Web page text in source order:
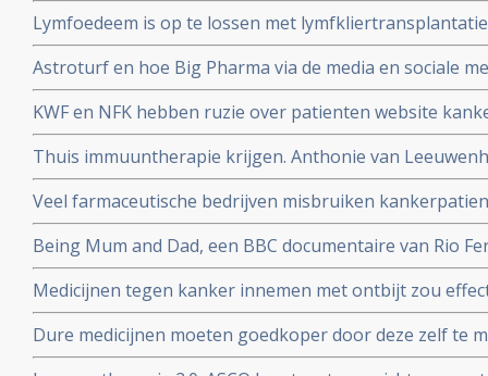
Lymfoedeem is op te lossen met
borstkankerpatient Mirjam Bosgraaf in de Volkskrant
Astroturf en hoe Big Pharma via de media en sociale
misleidt en manipuleert. Zie de TEDtalk van Sheryll
KWF en NFK hebben ruzie over patienten website
dupe te worden van machtstrijd aldus de Volkskrant
Thuis immuuntherapie krijgen. Anthonie van
met immuuntherapie voor longkankerpatienten
Veel farmaceutische bedrijven misbruiken
wetenschappelijk onderzoek, aldus kritisch rapport van
Being Mum and Dad, een BBC documentaire van Rio
Manchester United die zijn vrouw Rebecca verloor aan
Medicijnen tegen kanker innemen met ontbijt zou
dosering zou miljoenen kunnen besparen
Dure medicijnen moeten goedkoper door deze zelf te
Jan Schellens in de DWDD van 8 februari 2017